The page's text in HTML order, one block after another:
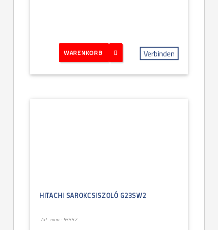
WARENKORB Verbinden
HITACHI SAROKCSISZOLÓ G23SW2
Art. num.: 65552